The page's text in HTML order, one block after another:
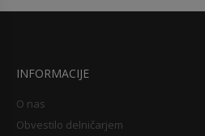
INFORMACIJE
O nas
Obvestilo delničarjem